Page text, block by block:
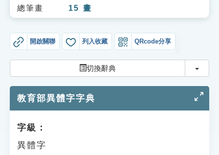
單字索引
遊戲專區
教學應用
貓頭鷹博士
總筆畫 15 畫
開啟關聯 列入收藏 QRcode分享
切換辭典 切換
教育部異體字字典
字級：
異體字